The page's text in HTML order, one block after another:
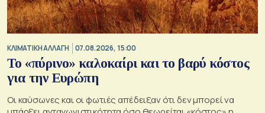
ΚΛΙΜΑΤΙΚΗ ΑΛΛΑΓΗ 07.08.2026, 15:00
Το «πύρινο» καλοκαίρι και το βαρύ κόστος
για την Ευρώπη
Οι καύσωνες και οι φωτιές απέδειξαν ότι δεν μπορεί να